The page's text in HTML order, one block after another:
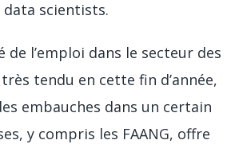
data scientists.
de l’emploi dans le secteur des
tendu en cette fin d’année,
embauches dans un certain
y compris les FAANG, offre